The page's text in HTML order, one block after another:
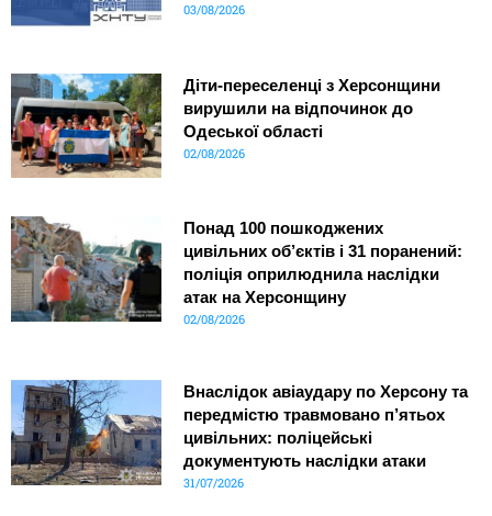
03/08/2026
Діти-переселенці з Херсонщини
вирушили на відпочинок до
Одеської області
02/08/2026
Понад 100 пошкоджених
цивільних об’єктів і 31 поранений:
поліція оприлюднила наслідки
атак на Херсонщину
02/08/2026
Внаслідок авіаудару по Херсону та
передмістю травмовано п’ятьох
цивільних: поліцейські
документують наслідки атаки
31/07/2026